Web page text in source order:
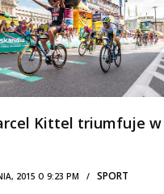
Kittel triumfuje w
2015 O 9:23 PM / SPORT